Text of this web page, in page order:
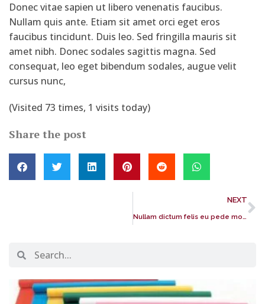
Donec vitae sapien ut libero venenatis faucibus.
Nullam quis ante. Etiam sit amet orci eget eros
faucibus tincidunt. Duis leo. Sed fringilla mauris sit
amet nibh. Donec sodales sagittis magna. Sed
consequat, leo eget bibendum sodales, augue velit
cursus nunc,
(Visited 73 times, 1 visits today)
Share the post
NEXT
Nullam dictum felis eu pede mollis pretium. Integer tincidunt